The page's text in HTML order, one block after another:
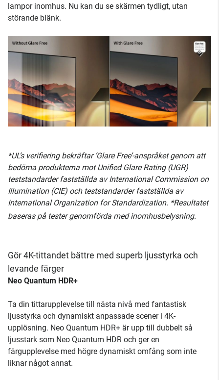
lampor inomhus. Nu kan du se skärmen tydligt, utan
störande blänk.
*UL’s verifiering bekräftar ‘Glare Free’-anspråket genom att
bedöma produkterna mot Unified Glare Rating (UGR)
teststandarder fastställda av International Commission on
Illumination (CIE) och teststandarder fastställda av
International Organization for Standardization. *Resultatet
baseras på tester genomförda med inomhusbelysning.
Gör 4K-tittandet bättre med superb ljusstyrka och
levande färger
Neo Quantum HDR+
Ta din tittarupplevelse till nästa nivå med fantastisk
ljusstyrka och dynamiskt anpassade scener i 4K-
upplösning. Neo Quantum HDR+ är upp till dubbelt så
ljusstark som Neo Quantum HDR och ger en
färgupplevelse med högre dynamiskt omfång som inte
liknar något annat.